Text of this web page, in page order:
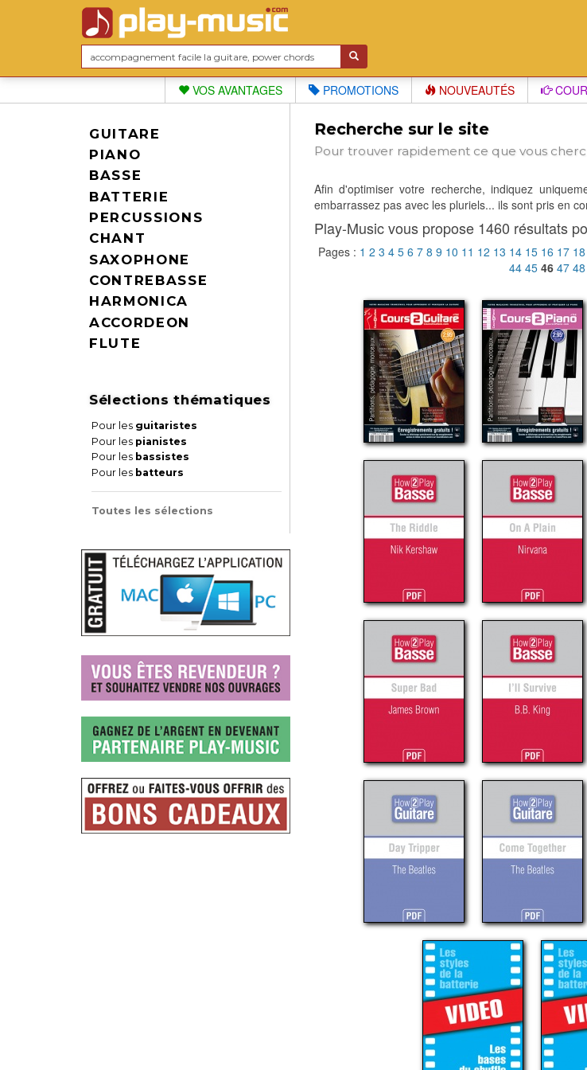
VOS AVANTAGES PROMOTIONS NOUVEAUTÉS
GUITARE
PIANO
BASSE
BATTERIE
PERCUSSIONS
CHANT
SAXOPHONE
CONTREBASSE
HARMONICA
ACCORDEON
FLUTE
Sélections thématiques
Pour les guitaristes
Pour les pianistes
Pour les bassistes
Pour les batteurs
Toutes les sélections
Recherche sur le site
Pour trouver rapidement ce que vous
Afin d'optimiser votre recherche, indiquez
embarrassez pas avec les pluriels... ils sont pris en
Play-Music vous propose 1460 résultats
Pages : 1 2 3 4 5 6 7 8 9 10 11 12 13 14 15 16 17 18
44 45 46 47 48